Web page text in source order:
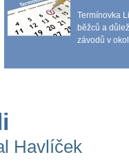
Termínovka
běžců a
závodů v
Havlíček